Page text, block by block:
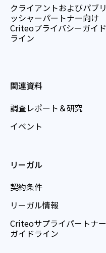
クライアントおよびパブリ
ッシャーパートナー向け
Criteoプライバシーガイド
ライン
関連資料
調査レポート＆研究
イベント
リーガル
契約条件
リーガル情報
Criteoサプライパートナー
ガイドライン